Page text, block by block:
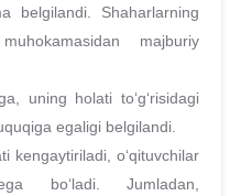
belgilandi. Shaharlarning
majburiy
holati toʻgʻrisidagi
egaligi belgilandi.
kengaytiriladi, oʻqituvchilar
boʻladi. Jumladan,